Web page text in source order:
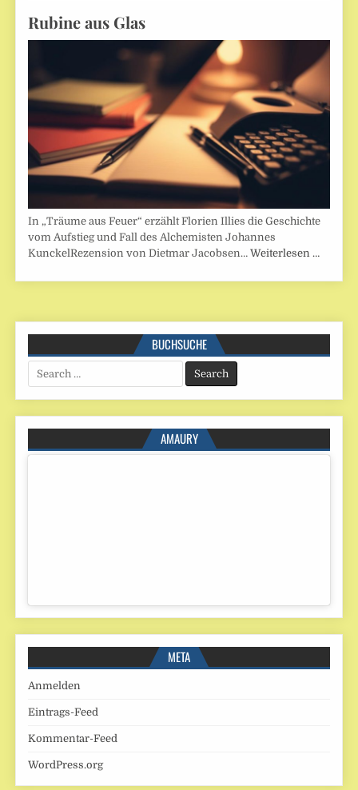
Rubine aus Glas
In „Träume aus Feuer“ erzählt Florien Illies die Geschichte
vom Aufstieg und Fall des Alchemisten Johannes
KunckelRezension von Dietmar Jacobsen…Weiterlesen …
BUCHSUCHE
Search
for:
AMAURY
META
Anmelden
Eintrags-Feed
Kommentar-Feed
WordPress.org